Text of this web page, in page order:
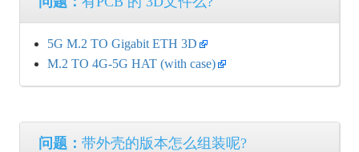
5G M.2 TO Gigabit ETH 3D
M.2 TO 4G-5G HAT (with case)
问题： 带外壳的版本怎么组装呢?